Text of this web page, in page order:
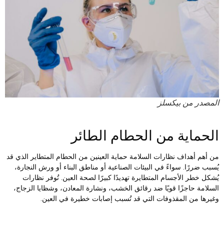
من بيكسلز
من الحطام الطائر
أهم أهداف نظارات السلامة حماية العينين من الحطام المتطاير الذي قد
ضررًا. سواءً في البيئات الصناعية أو مناطق البناء أو ورش النجارة،
خطر الأجسام المتطايرة تهديدًا كبيرًا لصحة العين. تُوفر نظارات
حاجزًا قويًا ضد رقائق الخشب، ونشارة المعادن، وشظايا الزجاج،
من المقذوفات التي قد تُسبب إصابات خطيرة في العين.